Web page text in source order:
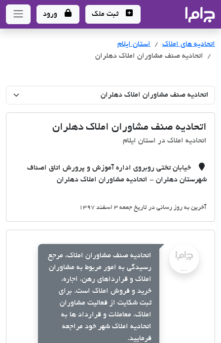
- سامانه جامع املاک و مشاورین املاک
ثبت ملک ورود
اتحادیه های املاک اتحادیه های املاک
استان ایلام
اتحادیه صنف مشاوران املاک دهلران
اتحادیه صنف مشاوران املاک دهلران
اتحادیه املاک در استان ایلام
خیابان تختی روبروی اداره آموزش و پرورش اتاق اصناف
شهرستان دهلران - اتحادیه مشاوران املاک دهلران
آخرین به روز رسانی در تاریخ جمعه 3 اسفند 1397
اتحادیه صنف مشاوران املاک، مرجع
رسیدگی به امور مربوط به مشاوران
املاک و قرارداهای رهن، اجاره،
خرید و فروش املاک است. برای
ثبت شکایت از فعالیت مشاوران
املاک، معاملات و قرارداد ها به
اتحادیه املاک شهر خود مراجعه
فرمایید.